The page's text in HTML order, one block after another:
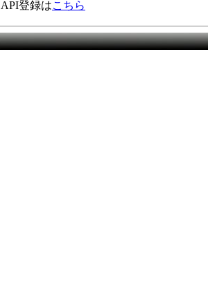
API登録はこちら